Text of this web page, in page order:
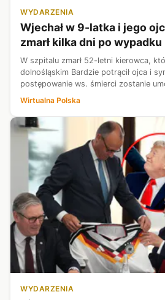
WYDARZENIA
Wjechał w 9-latka i jego
zmarł kilka dni po wypadku
W szpitalu zmarł 52-letni kierowca,
dolnośląskim Bardzie potrącił ojca i
postępowanie ws. śmierci zostanie
Wirtualna Polska
WYDARZENIA